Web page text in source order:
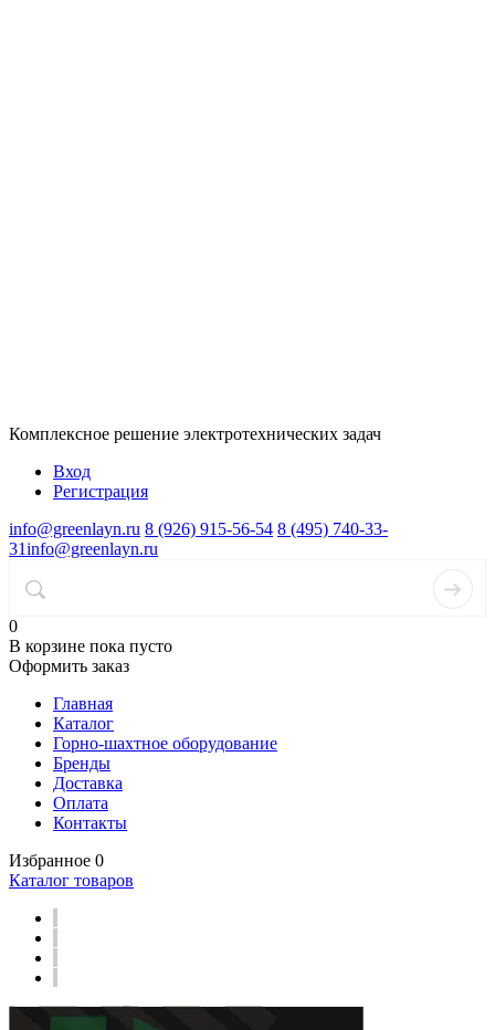
Комплексное решение электротехнических задач
Вход
Регистрация
info@greenlayn.ru 8 (926) 915-56-54 8 (495) 740-33-
31info@greenlayn.ru
0
В корзине пока пусто
Оформить заказ
Главная
Каталог
Горно-шахтное оборудование
Бренды
Доставка
Оплата
Контакты
Избранное 0
Каталог товаров